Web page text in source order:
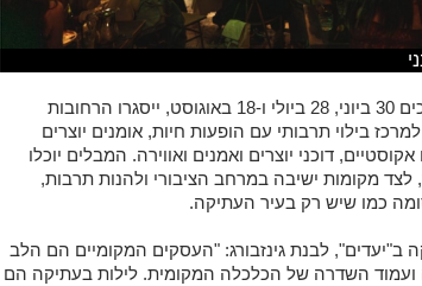
ב"לילות בעתיקה" בתאריכים 30 ביוני, 28 ביולי ו-18 באוגוסט, ייסגרו הרחובות
בילוי תרבותי עם הופעות חיות, אומנים יוצרים
דוכני יוצרים ואמנים ואווירה. המבלים יוכלו
מקומות ישיבה במרחב הציבורי ולהנות תרבות,
כמו שיש רק בעיר העתיקה.
לבנת גינזבורג: "העסקים המקומיים הם הלב
השדרה של הכלכלה המקומית. לילות בעתיקה הם